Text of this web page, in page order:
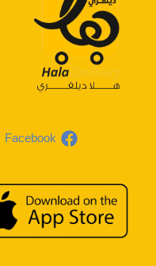
Facebook